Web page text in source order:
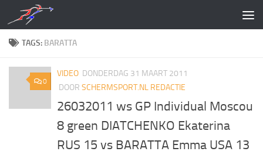
Doorgaan naar inhoud
TAGS: BARATTA
0
VIDEO DONDERDAG 31 MAART 2011
DOOR SCHERMSPORT.NL REDACTIE
26032011 ws GP Individual Moscou
8 green DIATCHENKO Ekaterina
RUS 15 vs BARATTA Emma USA 13